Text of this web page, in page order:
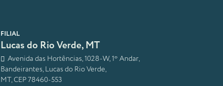
FILIAL
Lucas do Rio Verde, MT
Avenida das Hortências, 1028-W, 1º Andar,
Bandeirantes, Lucas do Rio Verde,
MT, CEP 78460-553